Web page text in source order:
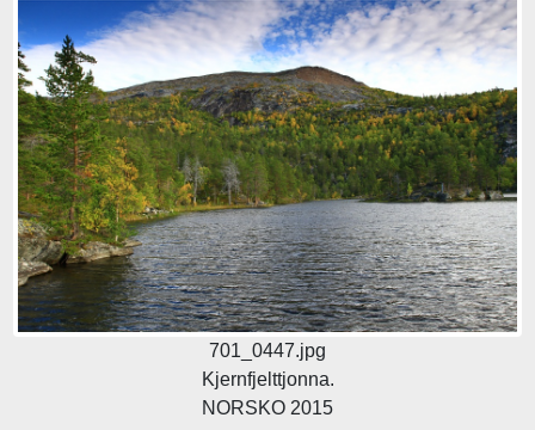
701_0447.jpg
Kjernfjelttjonna.
NORSKO 2015